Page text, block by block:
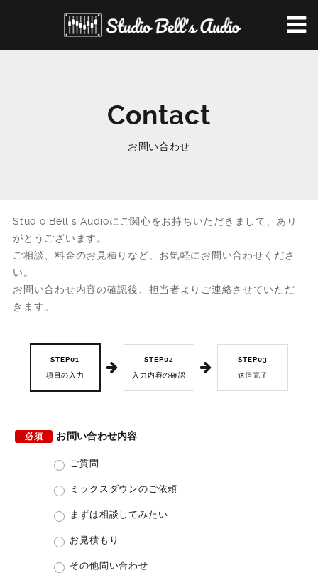
Contact
お問い合わせ
Studio Bell's Audioにご関心をお持ちいただきまして、あり
がとうございます。
ご相談、料金のお見積りなど、お気軽にお問い合わせくださ
い。
お問い合わせ内容の確認後、担当者よりご連絡させていただ
きます。
STEP01
項目の入力
STEP02
入力内容の確認
STEP03
送信完了
必須 お問い合わせ内容
ご質問
ミックスダウンのご依頼
まずは相談してみたい
お見積もり
その他問い合わせ